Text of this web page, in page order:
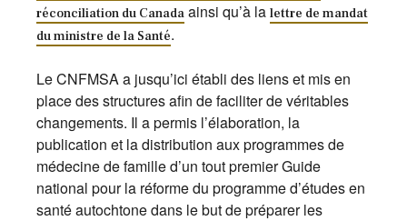
réconciliation du Canada ainsi qu’à la lettre de mandat
du ministre de la Santé.
Le CNFMSA a jusqu’ici établi des liens et mis en
place des structures afin de faciliter de véritables
changements. Il a permis l’élaboration, la
publication et la distribution aux programmes de
médecine de famille d’un tout premier Guide
national pour la réforme du programme d’études en
santé autochtone dans le but de préparer les